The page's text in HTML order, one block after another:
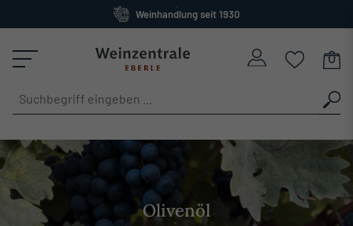
Weinhandlung seit 1930
versandkostenfrei ab 120 Euro
Olivenöl